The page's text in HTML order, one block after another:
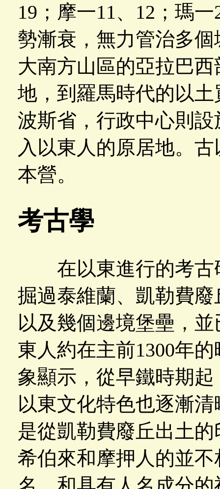
19；摩一11、12；瑪
勢漸衰，無力管治多
大南方山區的亞拉巴
地，到羅馬時代的以
波斯省，行政中心則
入以東人的原居地。
本營。
考古學
在以東進行的考古
掘過泰維蘭、凱勒費
以及幾個邊境堡壘，
東人約在主前1300年
象顯示，從早鐵時期
以東文化特色也逐漸
是從凱勒費廢丘出土
希伯來和摩押人的並